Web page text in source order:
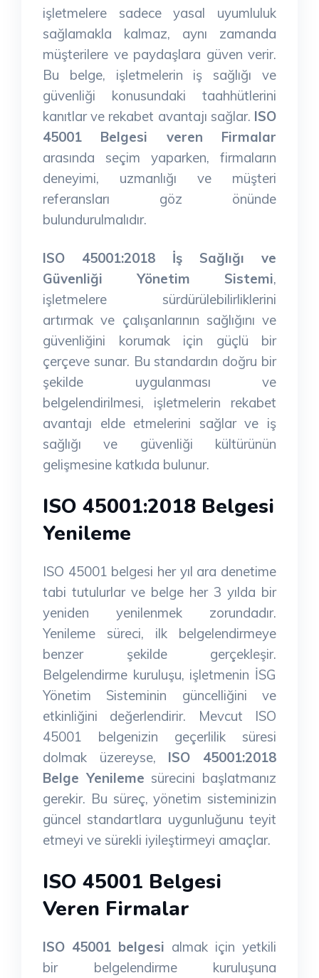
işletmelere sadece yasal uyumluluk
sağlamakla kalmaz, aynı zamanda
müşterilere ve paydaşlara güven verir.
Bu belge, işletmelerin iş sağlığı ve
güvenliği konusundaki taahhütlerini
kanıtlar ve rekabet avantajı sağlar. ISO
45001 Belgesi veren Firmalar
arasında seçim yaparken, firmaların
deneyimi, uzmanlığı ve müşteri
referansları göz önünde
bulundurulmalıdır.
ISO 45001:2018 İş Sağlığı ve
Güvenliği Yönetim Sistemi,
işletmelere sürdürülebilirliklerini
artırmak ve çalışanlarının sağlığını ve
güvenliğini korumak için güçlü bir
çerçeve sunar. Bu standardın doğru bir
şekilde uygulanması ve
belgelendirilmesi, işletmelerin rekabet
avantajı elde etmelerini sağlar ve iş
sağlığı ve güvenliği kültürünün
gelişmesine katkıda bulunur.
ISO 45001:2018 Belgesi
Yenileme
ISO 45001 belgesi her yıl ara denetime
tabi tutulurlar ve belge her 3 yılda bir
yeniden yenilenmek zorundadır.
Yenileme süreci, ilk belgelendirmeye
benzer şekilde gerçekleşir.
Belgelendirme kuruluşu, işletmenin İSG
Yönetim Sisteminin güncelliğini ve
etkinliğini değerlendirir. Mevcut ISO
45001 belgenizin geçerlilik süresi
dolmak üzereyse, ISO 45001:2018
Belge Yenileme sürecini başlatmanız
gerekir. Bu süreç, yönetim sisteminizin
güncel standartlara uygunluğunu teyit
etmeyi ve sürekli iyileştirmeyi amaçlar.
ISO 45001 Belgesi
Veren Firmalar
ISO 45001 belgesi almak için yetkili
bir belgelendirme kuruluşuna